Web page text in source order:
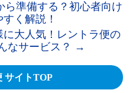
ら準備する？初心者向け
く解説！
大人気！レントラ便の
なサービス？
→
サイトTOP